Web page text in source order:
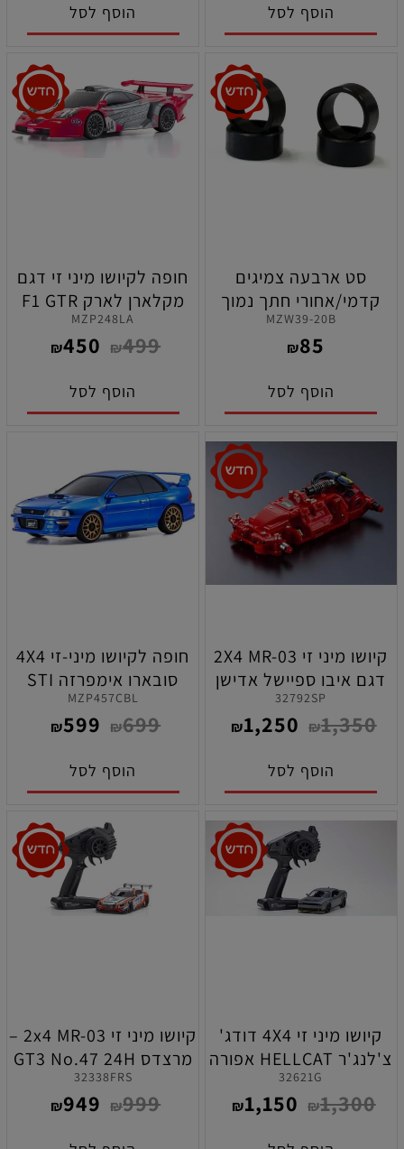
הוסף לסל הוסף לסל
סט ארבעה צמיגים
קדמי/אחורי חתך נמוך
לקיושו מיני זי
MZW39-20B
₪85
הוסף לסל
חופה לקיושו מיני זי דגם
מקלארן לארק F1 GTR
LM 1997 לקיושו מיני זי
2X4
MZP248LA
₪499
₪450
הוסף לסל
קיושו מיני זי 2X4 MR-03
דגם איבו ספיישל אדישן
לימטיד אדומה 8500KV
בראשלס
32792SP
₪1,350
₪1,250
הוסף לסל
חופה לקיושו מיני-זי 4X4
סובארו אימפרזה STI
-22B כחול כרום מהדורת
60 השנים
MZP457CBL
₪699
₪599
הוסף לסל
קיושו מיני זי 4X4 דודג'
צ'לנג'ר HELLCAT אפורה
מוכנה לנסיעה
32621G
₪1,300
₪1,150
קיושו מיני זי 2x4 MR-03 –
מרצדס GT3 No.47 24H
2018 נירבורגרינג מוכנה
לנסיעה
32338FRS
₪999
₪949